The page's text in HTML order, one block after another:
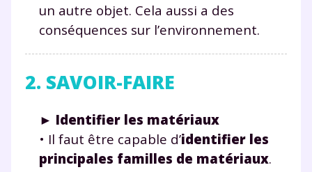
un autre objet. Cela aussi a des
conséquences sur l’environnement.
2. SAVOIR-FAIRE
► Identifier les matériaux
• Il faut être capable d’identifier les
principales familles de matériaux.